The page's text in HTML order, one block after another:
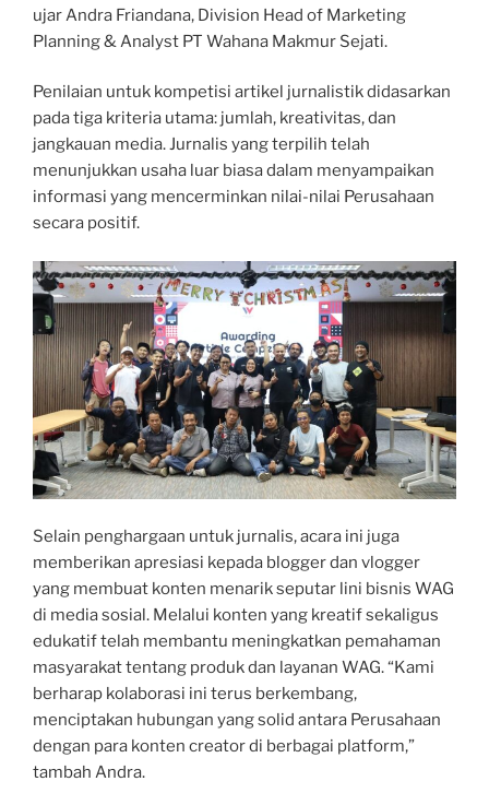
ujar Andra Friandana, Division Head of Marketing
Planning & Analyst PT Wahana Makmur Sejati.
Penilaian untuk kompetisi artikel jurnalistik didasarkan
pada tiga kriteria utama: jumlah, kreativitas, dan
jangkauan media. Jurnalis yang terpilih telah
menunjukkan usaha luar biasa dalam menyampaikan
informasi yang mencerminkan nilai-nilai Perusahaan
secara positif.
Selain penghargaan untuk jurnalis, acara ini juga
memberikan apresiasi kepada blogger dan vlogger
yang membuat konten menarik seputar lini bisnis WAG
di media sosial. Melalui konten yang kreatif sekaligus
edukatif telah membantu meningkatkan pemahaman
masyarakat tentang produk dan layanan WAG. “Kami
berharap kolaborasi ini terus berkembang,
menciptakan hubungan yang solid antara Perusahaan
dengan para konten creator di berbagai platform,”
tambah Andra.